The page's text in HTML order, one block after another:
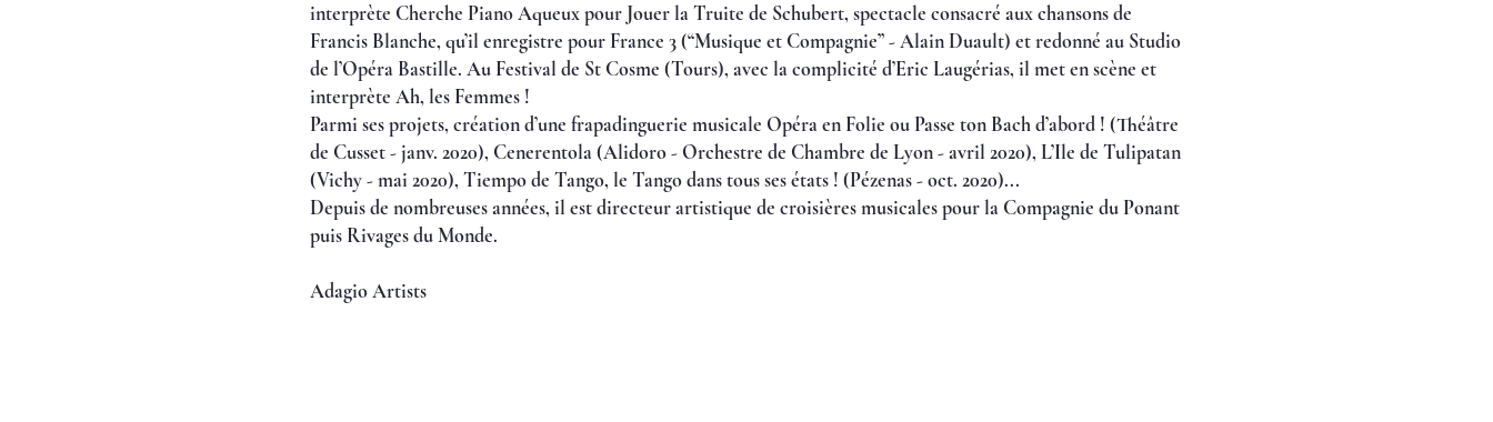
interprète Cherche Piano Aqueux pour Jouer la Truite de Schubert, spectacle consacré aux chansons de
Francis Blanche, qu’il enregistre pour France 3 (“Musique et Compagnie” - Alain Duault) et redonné au Studio
de l’Opéra Bastille. Au Festival de St Cosme (Tours), avec la complicité d’Eric Laugérias, il met en scène et
interprète Ah, les Femmes !
Parmi ses projets, création d’une frapadinguerie musicale Opéra en Folie ou Passe ton Bach d’abord ! (Théâtre
de Cusset - janv. 2020), Cenerentola (Alidoro - Orchestre de Chambre de Lyon - avril 2020), L’Ile de Tulipatan
(Vichy - mai 2020), Tiempo de Tango, le Tango dans tous ses états ! (Pézenas - oct. 2020)...
Depuis de nombreuses années, il est directeur artistique de croisières musicales pour la Compagnie du Ponant
puis Rivages du Monde.
Adagio Artists